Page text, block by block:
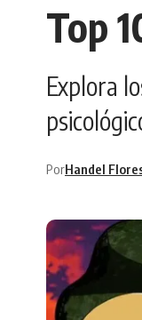
Top
Explora
PorHandel